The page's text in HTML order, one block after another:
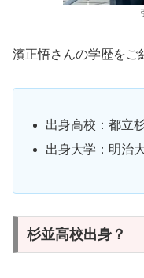
濱正悟さんの学歴をご
出身高校：都立
出身大学：明治
杉並高校出身？